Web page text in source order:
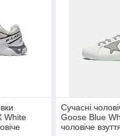
White
Сучасні
Goose Blue
чоловіче